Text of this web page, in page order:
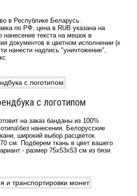
в Республике Беларусь.
по РФ, цена в RUB указана на
текста на мешок в
документов в цветном исполнении (к
нанести надпись "уничтожение",
с логотипом
на заказ банданы из 100%
нанесения. Белорусские
широкий выбор расцветок.
см. Подберем ткань в цвет вашего
- размер 75х53х53 см из бязи